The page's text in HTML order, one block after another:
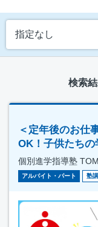
指定なし
検索
＜定年後のお仕
OK！子供たちの
個別進学指導塾
アルバイト・パート 塾